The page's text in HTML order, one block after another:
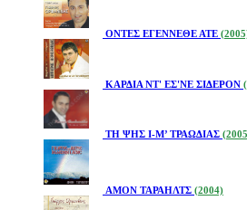
ΟΝΤΕΣ ΕΓΕΝΝΕΘΕ ΑΤΕ
ΚΑΡΔΙΑ ΝΤ' ΕΣ'ΝΕ ΣΙΔΕΡΟΝ
ΤΗ ΨΗΣ Ι-Μ’ ΤΡΑΩΔΙΑΣ
ΑΜΟΝ ΤΑΡΑΗΛΤΣ (2004)